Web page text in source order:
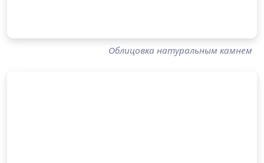
Облицовка натуральным камнем